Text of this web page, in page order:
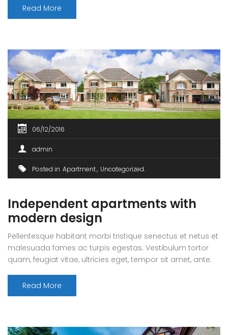
ultricies mi vitae est. Mauris placerat eleifend leo. Quisque
sit amet est et sapien ullamcorper pharetra. Vestibulum
Read More
06/12/2016
admin
Posted in Apartment Uncategorized
Independent apartments with
modern design
Pellentesque habitant morbi tristique senectus et netus et
malesuada fames ac turpis egestas. Vestibulum tortor
quam, feugiat vitae, ultricies eget, tempor sit amet, ante.
ultricies mi vitae est. Mauris placerat eleifend leo. Quisque
sit amet est et sapien ullamcorper pharetra. Vestibulum
Read More